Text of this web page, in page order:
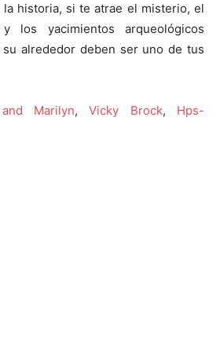
la historia, si te atrae el misterio, el
los yacimientos arqueológicos
alrededor deben ser uno de tus
Marilyn,Vicky Brock, Hps-